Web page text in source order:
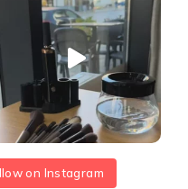
on Instagram